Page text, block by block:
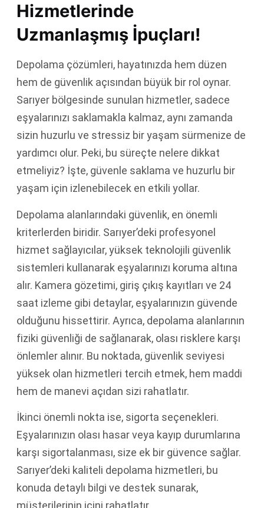
Hizmetlerinde
Uzmanlaşmış İpuçları!
Depolama çözümleri, hayatınızda hem düzen
hem de güvenlik açısından büyük bir rol oynar.
Sarıyer bölgesinde sunulan hizmetler, sadece
eşyalarınızı saklamakla kalmaz, aynı zamanda
sizin huzurlu ve stressiz bir yaşam sürmenize de
yardımcı olur. Peki, bu süreçte nelere dikkat
etmeliyiz? İşte, güvenle saklama ve huzurlu bir
yaşam için izlenebilecek en etkili yollar.
Depolama alanlarındaki güvenlik, en önemli
kriterlerden biridir. Sarıyer’deki profesyonel
hizmet sağlayıcılar, yüksek teknolojili güvenlik
sistemleri kullanarak eşyalarınızı koruma altına
alır. Kamera gözetimi, giriş çıkış kayıtları ve 24
saat izleme gibi detaylar, eşyalarınızın güvende
olduğunu hissettirir. Ayrıca, depolama alanlarının
fiziki güvenliği de sağlanarak, olası risklere karşı
önlemler alınır. Bu noktada, güvenlik seviyesi
yüksek olan hizmetleri tercih etmek, hem maddi
hem de manevi açıdan sizi rahatlatır.
İkinci önemli nokta ise, sigorta seçenekleri.
Eşyalarınızın olası hasar veya kayıp durumlarına
karşı sigortalanması, size ek bir güvence sağlar.
Sarıyer’deki kaliteli depolama hizmetleri, bu
konuda detaylı bilgi ve destek sunarak,
müşterilerinin içini rahatlatır.